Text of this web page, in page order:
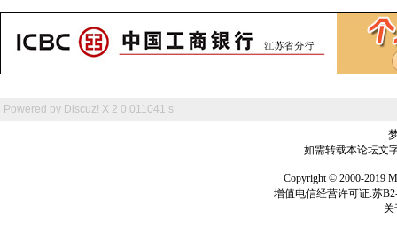
Powered by Discuz! X 2 0.011041 s
如需转载本论坛文
Copyright © 2000-2019
增值电信经营许可证:苏
关